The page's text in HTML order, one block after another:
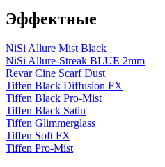
Эффектные
NiSi Allure Mist Black
NiSi Allure-Streak BLUE 2mm
Revar Cine Scarf Dust
Tiffen Black Diffusion FX
Tiffen Black Pro-Mist
Tiffen Black Satin
Tiffen Glimmerglass
Tiffen Soft FX
Tiffen Pro-Mist